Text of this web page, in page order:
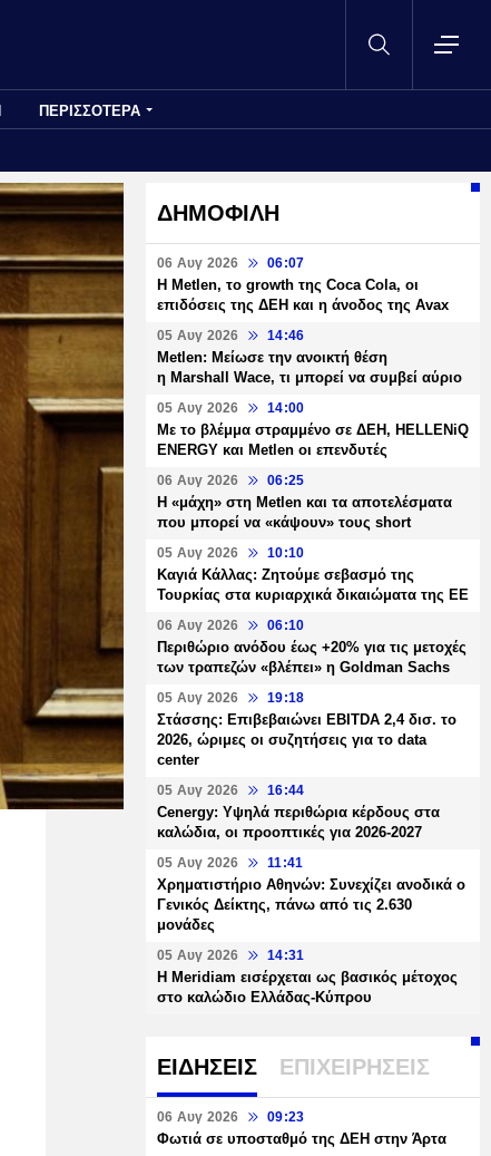
ΠΕΡΙΣΣΟΤΕΡΑ
ΔΗΜΟΦΙΛΗ
06 Αυγ 2026 06:07
H Metlen, το growth της Coca Cola, οι
επιδόσεις της ΔΕΗ και η άνοδος της Avax
05 Αυγ 2026 14:46
Metlen: Μείωσε την ανοικτή θέση
η Marshall Wace, τι μπορεί να συμβεί αύριο
05 Αυγ 2026 14:00
Με το βλέμμα στραμμένο σε ΔΕΗ, HELLENiQ
ENERGY και Metlen οι επενδυτές
06 Αυγ 2026 06:25
H «μάχη» στη Metlen και τα αποτελέσματα
που μπορεί να «κάψουν» τους short
05 Αυγ 2026 10:10
Καγιά Κάλλας: Ζητούμε σεβασμό της
Τουρκίας στα κυριαρχικά δικαιώματα της ΕΕ
06 Αυγ 2026 06:10
Περιθώριο ανόδου έως +20% για τις μετοχές
των τραπεζών «βλέπει» η Goldman Sachs
05 Αυγ 2026 19:18
Στάσσης: Επιβεβαιώνει EBITDA 2,4 δισ. το
2026, ώριμες οι συζητήσεις για το data
center
05 Αυγ 2026 16:44
Cenergy: Υψηλά περιθώρια κέρδους στα
καλώδια, οι προοπτικές για 2026-2027
05 Αυγ 2026 11:41
Χρηματιστήριο Αθηνών: Συνεχίζει ανοδικά ο
Γενικός Δείκτης, πάνω από τις 2.630
μονάδες
05 Αυγ 2026 14:31
Η Meridiam εισέρχεται ως βασικός μέτοχος
στο καλώδιο Ελλάδας-Κύπρου
ΕΙΔΗΣΕΙΣ ΕΠΙΧΕΙΡΗΣΕΙΣ
06 Αυγ 2026 09:23
Φωτιά σε υποσταθμό της ΔΕΗ στην Άρτα